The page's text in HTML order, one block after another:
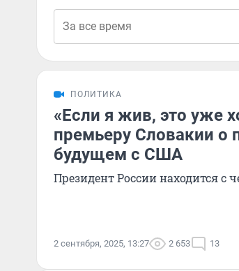
ПОЛИТИКА
«Если я жив, это уже
премьеру Словакии о
будущем с США
Президент России находится
2 сентября, 2025, 13:27 2 653 13